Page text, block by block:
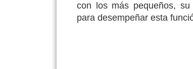
con los más pequeños,
para desempeñar esta